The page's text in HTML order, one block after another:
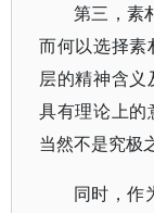
第三，素
而何以选择素
层的精神含
具有理论上的
当然不是究极
同时，作